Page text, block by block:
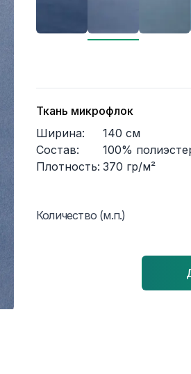
Ткань микрофлок
Ширина:
140 см
Состав:
100%
Плотность: 370 гр/м²
Количество (м.п.)